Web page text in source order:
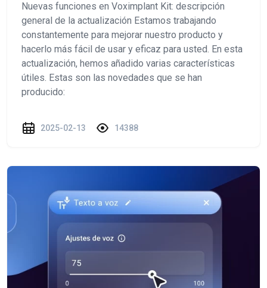
Nuevas funciones en Voximplant Kit: descripción
general de la actualización Estamos trabajando
constantemente para mejorar nuestro producto y
hacerlo más fácil de usar y eficaz para usted. En esta
actualización, hemos añadido varias características
útiles. Estas son las novedades que se han
producido:
2025-02-13 14388